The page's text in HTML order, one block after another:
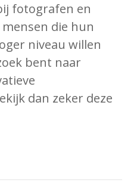
fotografen en
die hun
niveau willen
bent naar
dan zeker deze